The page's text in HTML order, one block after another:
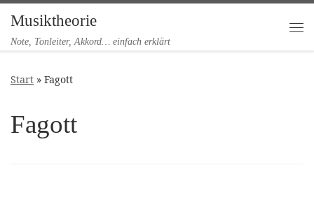
Zum Inhalt springen
Musiktheorie
Note, Tonleiter, Akkord… einfach erklärt
Start » Fagott
Fagott